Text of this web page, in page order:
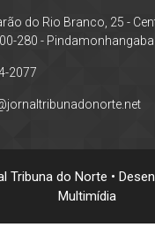
do Rio Branco, 25 -
280 -
2077
Tribuna do Norte •
Multimídia